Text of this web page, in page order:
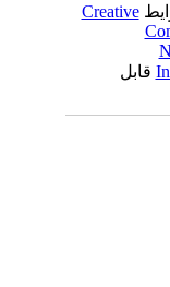
Creative
قابل